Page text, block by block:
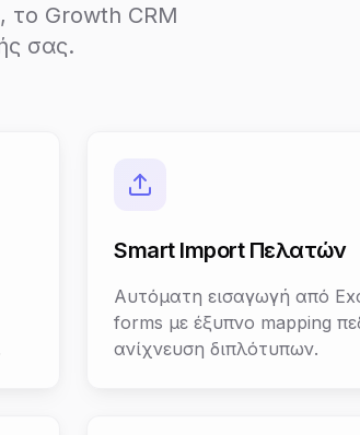
το Growth CRM
σας.
Smart Import Πελατών
Αυτόματη εισαγωγή από
forms με έξυπνο mapping
ανίχνευση διπλότυπων.